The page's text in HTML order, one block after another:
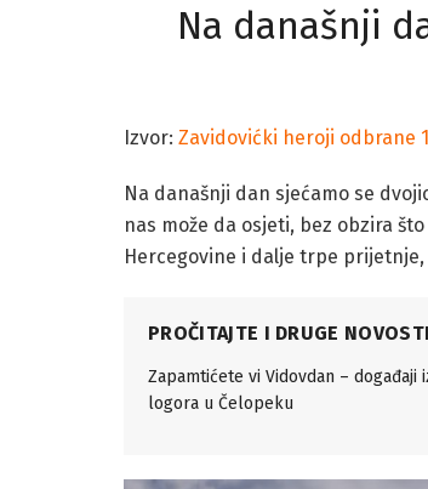
Na današnji
Izvor: Zavidovićki heroji odbrane
Na današnji dan sjećamo se
nas može da osjeti, bez obzira
Hercegovine i dalje trpe
PROČITAJTE I DRUGE NOVOSTI
Zapamtićete vi Vidovdan – događaji
logora u Čelopeku